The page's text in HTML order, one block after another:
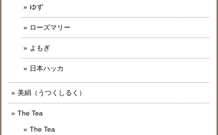
ゆず
ローズマリー
よもぎ
日本ハッカ
美絹（うつくしるく）
The Tea
The Tea